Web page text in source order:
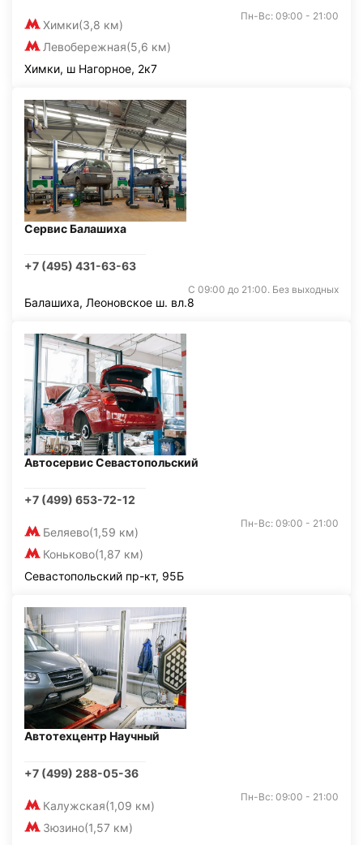
Химки(3,8 км)
Левобережная(5,6 км)
Пн-Вс: 09:00 - 21:00
Химки, ш Нагорное, 2к7
Сервис Балашиха
+7 (495) 431-63-63
С 09:00 до 21:00. Без выходных
Балашиха, Леоновское ш. вл.8
Автосервис Севастопольский
+7 (499) 653-72-12
Беляево(1,59 км)
Коньково(1,87 км)
Пн-Вс: 09:00 - 21:00
Севастопольский пр-кт, 95Б
Автотехцентр Научный
+7 (499) 288-05-36
Калужская(1,09 км)
Зюзино(1,57 км)
Пн-Вс: 09:00 - 21:00